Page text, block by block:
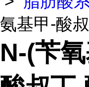
氨基甲-酸
N-(苄